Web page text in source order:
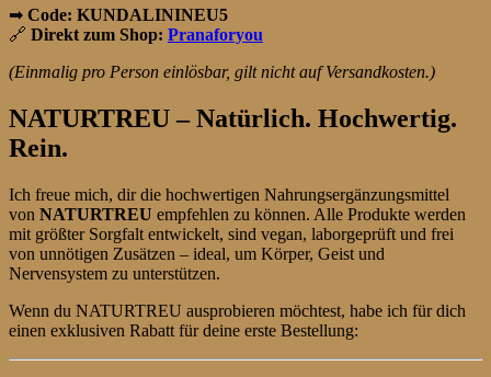
➡ Code: KUNDALININEU5
🔗 Direkt zum Shop: Pranaforyou
(Einmalig pro Person einlösbar, gilt nicht auf Versandkosten.)
NATURTREU – Natürlich. Hochwertig.
Rein.
Ich freue mich, dir die hochwertigen Nahrungsergänzungsmittel
von NATURTREU empfehlen zu können. Alle Produkte werden
mit größter Sorgfalt entwickelt, sind vegan, laborgeprüft und frei
von unnötigen Zusätzen – ideal, um Körper, Geist und
Nervensystem zu unterstützen.
Wenn du NATURTREU ausprobieren möchtest, habe ich für dich
einen exklusiven Rabatt für deine erste Bestellung: